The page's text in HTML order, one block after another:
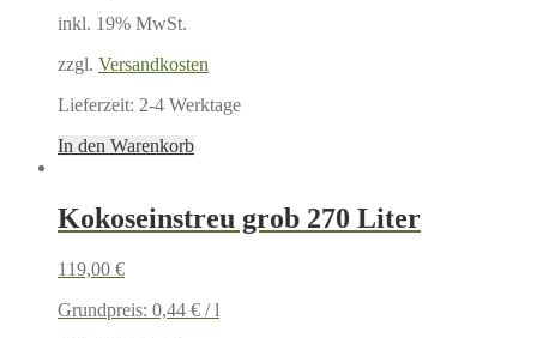
inkl. 19% MwSt.
zzgl. Versandkosten
Lieferzeit: 2-4 Werktage
In den Warenkorb
Kokoseinstreu grob 270 Liter
119,00 €
Grundpreis: 0,44 € /l